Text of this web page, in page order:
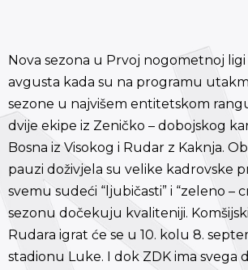
Nova sezona u Prvoj nogometnoj ligi
avgusta kada su na programu
sezone u najvišem entitetskom
dvije ekipe iz Zeničko – dobojskog
Bosna iz Visokog i Rudar z Kaknja.
pauzi doživjela su velike kadrovske
svemu sudeći “ljubičasti” i “zeleno –
sezonu dočekuju kvaliteniji.
Rudara igrat će se u 10. kolu 8.
stadionu Luke. I dok ZDK ima svega